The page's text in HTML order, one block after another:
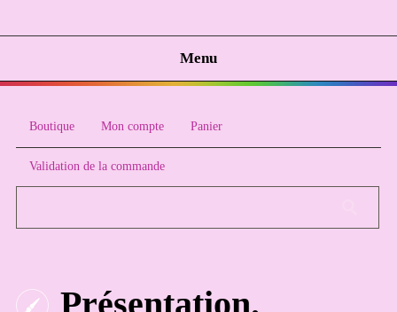
Menu
Boutique Mon compte Panier
Validation de la commande
Présentation.